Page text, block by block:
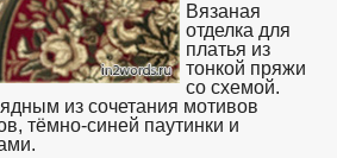
Вязаная
отделка для
платья из
тонкой пряжи
со схемой.
из сочетания мотивов
тёмно-синей паутинки и